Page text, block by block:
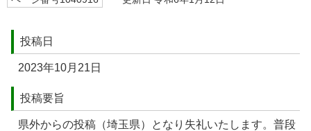
投稿日
2023年10⽉21日
投稿要旨
県外からの投稿（埼⽟県）となり失礼いたします。普段